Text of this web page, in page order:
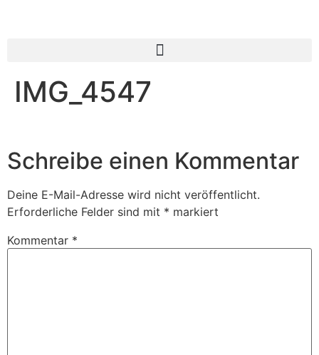
IMG_4547
Schreibe einen Kommentar
Deine E-Mail-Adresse wird nicht veröffentlicht.
Erforderliche Felder sind mit * markiert
Kommentar *